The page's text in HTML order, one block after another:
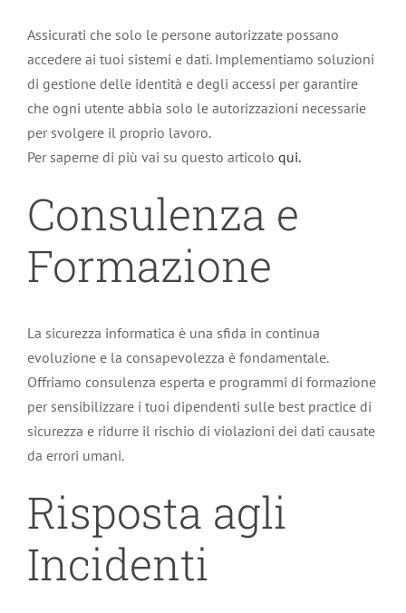
Assicurati che solo le persone autorizzate possano
accedere ai tuoi sistemi e dati. Implementiamo soluzioni
di gestione delle identità e degli accessi per garantire
che ogni utente abbia solo le autorizzazioni necessarie
per svolgere il proprio lavoro.
Per saperne di più vai su questo articolo qui.
Consulenza e
Formazione
La sicurezza informatica è una sfida in continua
evoluzione e la consapevolezza è fondamentale.
Offriamo consulenza esperta e programmi di formazione
per sensibilizzare i tuoi dipendenti sulle best practice di
sicurezza e ridurre il rischio di violazioni dei dati causate
da errori umani.
Risposta agli
Incidenti